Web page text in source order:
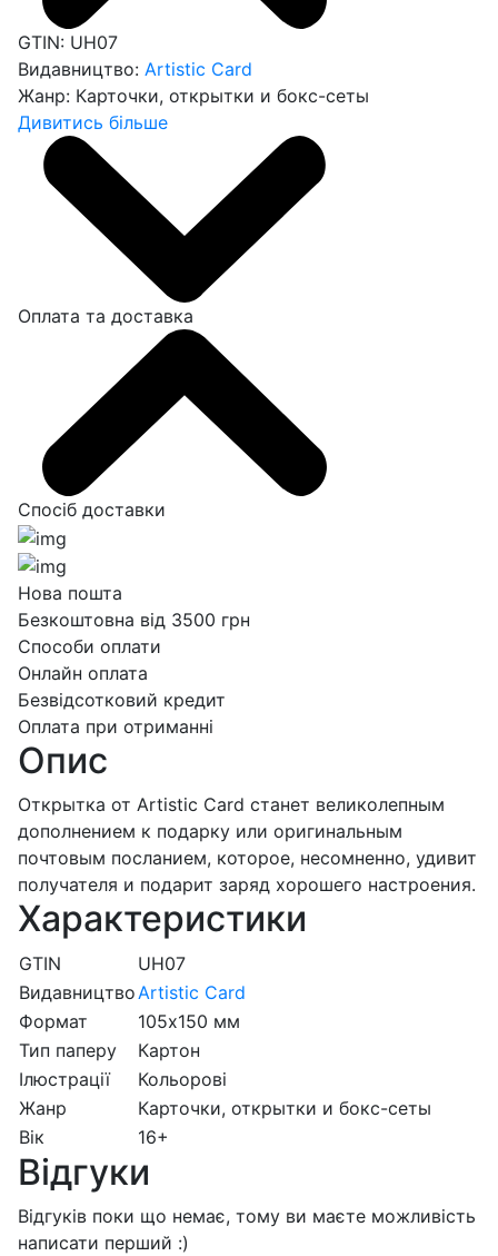
GTIN: UH07
Видавництво: Artistic Card
Жанр: Карточки, открытки и бокс-сеты
Дивитись більше
Оплата та доставка
Спосіб доставки
Нова пошта
Безкоштовна від 3500 грн
Способи оплати
Онлайн оплата
Безвідсотковий кредит
Оплата при отриманні
Опис
Открытка от Artistic Card станет великолепным
дополнением к подарку или оригинальным
почтовым посланием, которое, несомненно, удивит
получателя и подарит заряд хорошего настроения.
Характеристики
GTIN
UH07
ВидавництвоArtistic Card
Формат
105х150 мм
Тип паперу
Картон
Ілюстрації
Кольорові
Жанр
Карточки, открытки и бокс-сеты
Вік
16+
Відгуки
Відгуків поки що немає, тому ви маєте можливість
написати перший :)